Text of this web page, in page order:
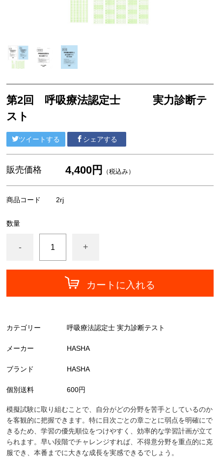
第2回 呼吸療法認定士 実力診断テ
スト
ツイートする シェアする
販売価格 4,400円 （税込み）
商品コード 2rj
数量
- +
カートに入れる
カテゴリー 呼吸療法認定士 実力診断テスト
メーカー HASHA
ブランド HASHA
個別送料 600円
模擬試験に取り組むことで、自分がどの分野を苦手としているのか
を客観的に把握できます。特に目次ごとの章ごとに弱点を明確にで
きるため、学習の優先順位をつけやすく、効率的な学習計画が立て
られます。早い段階でチャレンジすれば、不得意分野を重点的に克
服でき、本番までに大きな成長を実感できるでしょう。